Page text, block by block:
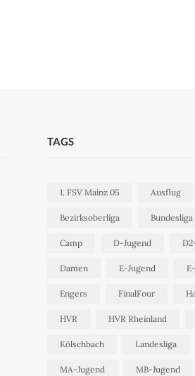
TAGS
1. FSV Mainz 05 Ausflug
Bezirksoberliga Bundesliga
Camp D-Jugend
Damen E-Jugend
Engers FinalFour
HVR HVR Rheinland
Kölschbach Landesliga
MA-Jugend MB-Jugend